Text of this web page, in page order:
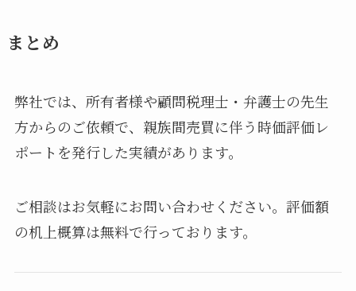
まとめ
弊社では、所有者様や顧問税理士・弁護士の先生
方からのご依頼で、親族間売買に伴う時価評価レ
ポートを発行した実績があります。
ご相談はお気軽にお問い合わせください。評価額
の机上概算は無料で行っております。